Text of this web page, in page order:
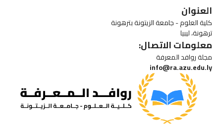
العنوان
كلية العلوم - جامعة الزيتونة بترهونة
ترهونة، ليبيا
معلومات الاتصال:
مجلة روافد المعرفة
info@ra.azu.edu.ly